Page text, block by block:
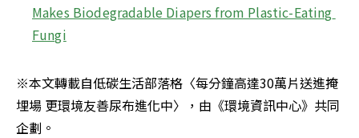
Makes Biodegradable Diapers from Plastic-Eating
Fungi
※本文轉載自低碳生活部落格〈每分鐘高達30萬片送進掩
埋場 更環境友善尿布進化中〉，由《環境資訊中心》共同
企劃。